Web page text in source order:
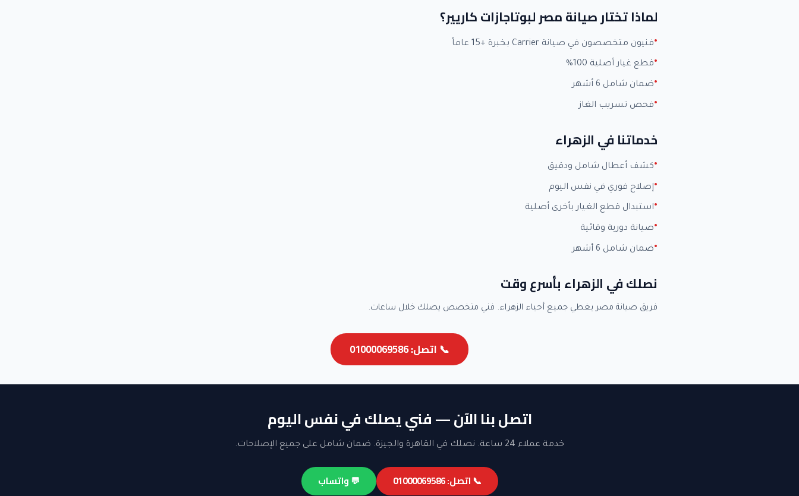
لماذا تختار صيانة مصر لبوتاجازات كاريير؟
فنيون متخصصون في صيانة Carrier بخبرة +15 عاماً
قطع غيار أصلية 100%
ضمان شامل 6 أشهر
فحص تسريب الغاز
خدماتنا في الزهراء
كشف أعطال شامل ودقيق
إصلاح فوري في نفس اليوم
استبدال قطع الغيار بأخرى أصلية
صيانة دورية وقائية
ضمان شامل 6 أشهر
نصلك في الزهراء بأسرع وقت
فريق صيانة مصر يغطي جميع أحياء الزهراء. فني متخصص يصلك خلال ساعات.
📞 اتصل: 01000069586
اتصل بنا الآن — فني يصلك في نفس اليوم
خدمة عملاء 24 ساعة. نصلك في القاهرة والجيزة. ضمان شامل على جميع الإصلاحات.
📞 اتصل: 01000069586 💬 واتساب